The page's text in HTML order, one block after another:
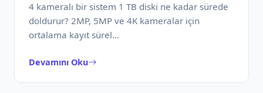
4 kameralı bir sistem 1 TB diski ne kadar sürede
doldurur? 2MP, 5MP ve 4K kameralar için
ortalama kayıt sürel…
Devamını Oku